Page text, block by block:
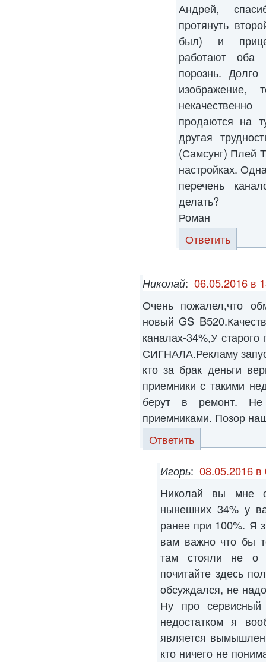
Андрей,
протянуть
был) и
работают оба
порознь.
продаются на
другая
(Самсунг) Плей
настройках.
перечень
делать?
Роман
Ответить
Николай: 06.05.2016 в
Очень пожалел,что
новый GS
каналах-34%,У
СИГНАЛА.Рекламу
кто за брак деньги
приемники с такими
берут в ремонт.
приемниками. Позор
Ответить
Игорь: 08.05.2016 в
Николай вы мне
нынешних 34% у
ранее при 100%. Я
вам важно что бы
там стояли не о
почитайте здесь
обсуждался, не
Ну про
недостатком я
является
кто ничего не